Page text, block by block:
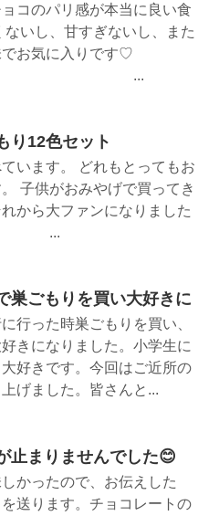
コのパリ感が本当に良い食
ないし、甘すぎないし、また
お気に入りです♡
り12色セット
います。 どれもとってもお
子供がおみやげで買ってき
から大ファンになりました
巣ごもりを買い大好きに
行った時巣ごもりを買い、
きになりました。小学生に
好きです。今回はご近所の
げました。皆さんと...
止まりませんでした😊
かったので、お伝えした
を送ります。チョコレートの